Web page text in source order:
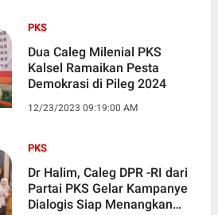
PKS
Dua Caleg Milenial PKS
Kalsel Ramaikan Pesta
Demokrasi di Pileg 2024
12/23/2023 09:19:00 AM
PKS
Dr Halim, Caleg DPR -RI dari
Partai PKS Gelar Kampanye
Dialogis Siap Menangkan